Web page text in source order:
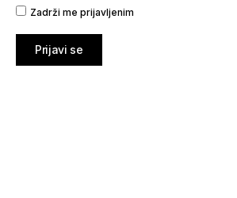
Zadrži me prijavljenim
Prijavi se